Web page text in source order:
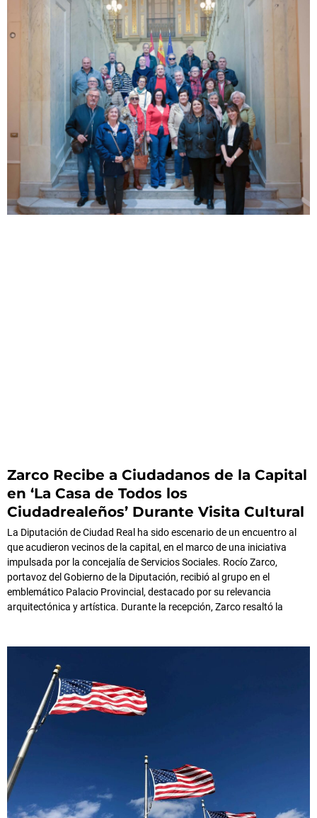
Zarco Recibe a Ciudadanos de la Capital
en ‘La Casa de Todos los
Ciudadrealeños’ Durante Visita Cultural
La Diputación de Ciudad Real ha sido escenario de un encuentro al
que acudieron vecinos de la capital, en el marco de una iniciativa
impulsada por la concejalía de Servicios Sociales. Rocío Zarco,
portavoz del Gobierno de la Diputación, recibió al grupo en el
emblemático Palacio Provincial, destacado por su relevancia
arquitectónica y artística. Durante la recepción, Zarco resaltó la